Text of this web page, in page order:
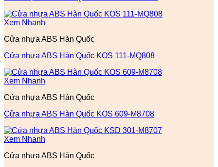
Xem Nhanh
Cửa nhựa ABS Hàn Quốc
Cửa nhựa ABS Hàn Quốc KOS 111-MQ808
Xem Nhanh
Cửa nhựa ABS Hàn Quốc
Cửa nhựa ABS Hàn Quốc KOS 609-M8708
Xem Nhanh
Cửa nhựa ABS Hàn Quốc